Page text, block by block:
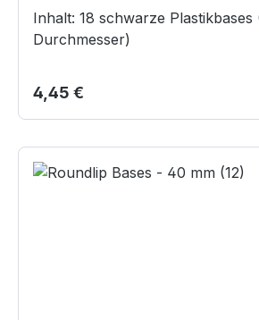
Inhalt: 18 schwarze Plastikbases (30mm
Durchmesser)
Regulärer Preis:
4,45 €